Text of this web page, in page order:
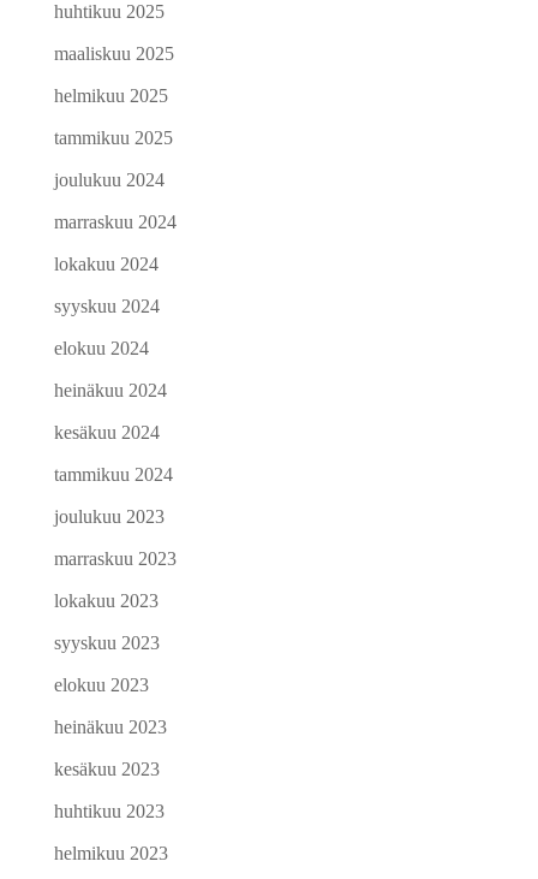
huhtikuu 2025
maaliskuu 2025
helmikuu 2025
tammikuu 2025
joulukuu 2024
marraskuu 2024
lokakuu 2024
syyskuu 2024
elokuu 2024
heinäkuu 2024
kesäkuu 2024
tammikuu 2024
joulukuu 2023
marraskuu 2023
lokakuu 2023
syyskuu 2023
elokuu 2023
heinäkuu 2023
kesäkuu 2023
huhtikuu 2023
helmikuu 2023